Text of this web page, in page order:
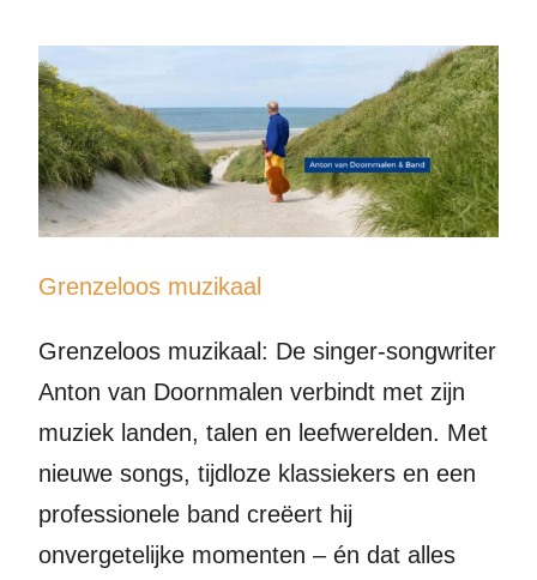
Grenzeloos muzikaal
Grenzeloos muzikaal: De singer-songwriter
Anton van Doornmalen verbindt met zijn
muziek landen, talen en leefwerelden. Met
nieuwe songs, tijdloze klassiekers en een
professionele band creëert hij
onvergetelijke momenten – én dat alles